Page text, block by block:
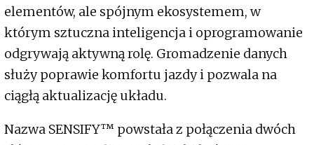
elementów, ale spójnym ekosystemem, w
którym sztuczna inteligencja i oprogramowanie
odgrywają aktywną rolę. Gromadzenie danych
służy poprawie komfortu jazdy i pozwala na
ciągłą aktualizację układu.
Nazwa SENSIFY™ powstała z połączenia dwóch